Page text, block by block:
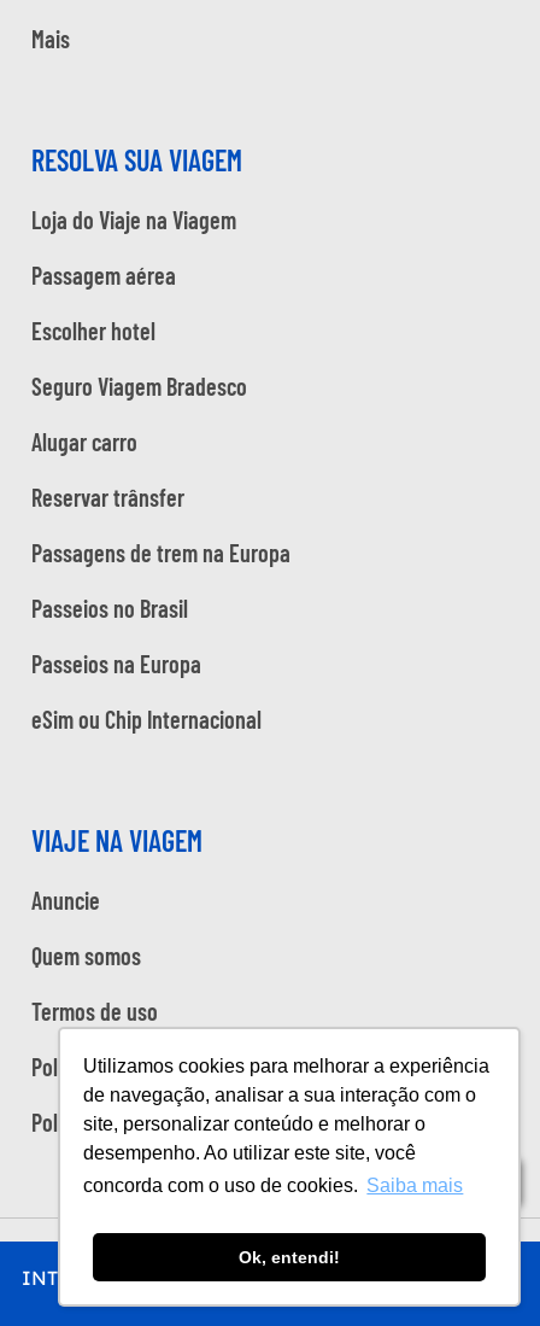
Utilizamos cookies para melhorar a experiência
de navegação, analisar a sua interação com o
site, personalizar conteúdo e melhorar o
desempenho. Ao utilizar este site, você
concorda com o uso de cookies. Saiba mais
Ok, entendi!
INTRO CHEGAR FICAR COMER FAZER
Índice
Mais
RESOLVA SUA VIAGEM
Loja do Viaje na Viagem
Passagem aérea
Escolher hotel
Seguro Viagem Bradesco
Alugar carro
Reservar trânsfer
Passagens de trem na Europa
Passeios no Brasil
Passeios na Europa
eSim ou Chip Internacional
VIAJE NA VIAGEM
Anuncie
Quem somos
Termos de uso
Política de privacidade
Política de cookies
Copyright Viaje na Viagem © 2026